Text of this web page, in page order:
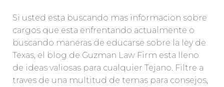
Si usted esta buscando mas informacion sobre
cargos que esta enfrentando actualmente o
buscando maneras de educarse sobre la ley de
Texas, el blog de Guzman Law Firm esta lleno
de ideas valiosas para cualquier Tejano. Filtre a
traves de una multitud de temas para consejos,